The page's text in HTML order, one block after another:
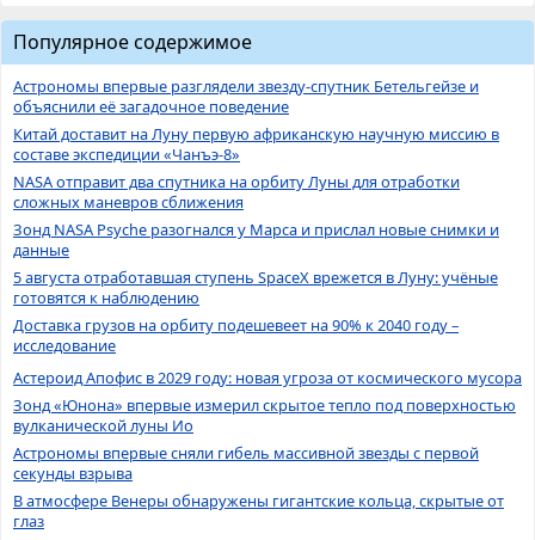
Популярное содержимое
Астрономы впервые разглядели звезду-спутник Бетельгейзе и
объяснили её загадочное поведение
Китай доставит на Луну первую африканскую научную миссию в
составе экспедиции «Чанъэ-8»
NASA отправит два спутника на орбиту Луны для отработки
сложных маневров сближения
Зонд NASA Psyche разогнался у Марса и прислал новые снимки и
данные
5 августа отработавшая ступень SpaceX врежется в Луну: учёные
готовятся к наблюдению
Доставка грузов на орбиту подешевеет на 90% к 2040 году –
исследование
Астероид Апофис в 2029 году: новая угроза от космического мусора
Зонд «Юнона» впервые измерил скрытое тепло под поверхностью
вулканической луны Ио
Астрономы впервые сняли гибель массивной звезды с первой
секунды взрыва
В атмосфере Венеры обнаружены гигантские кольца, скрытые от
глаз